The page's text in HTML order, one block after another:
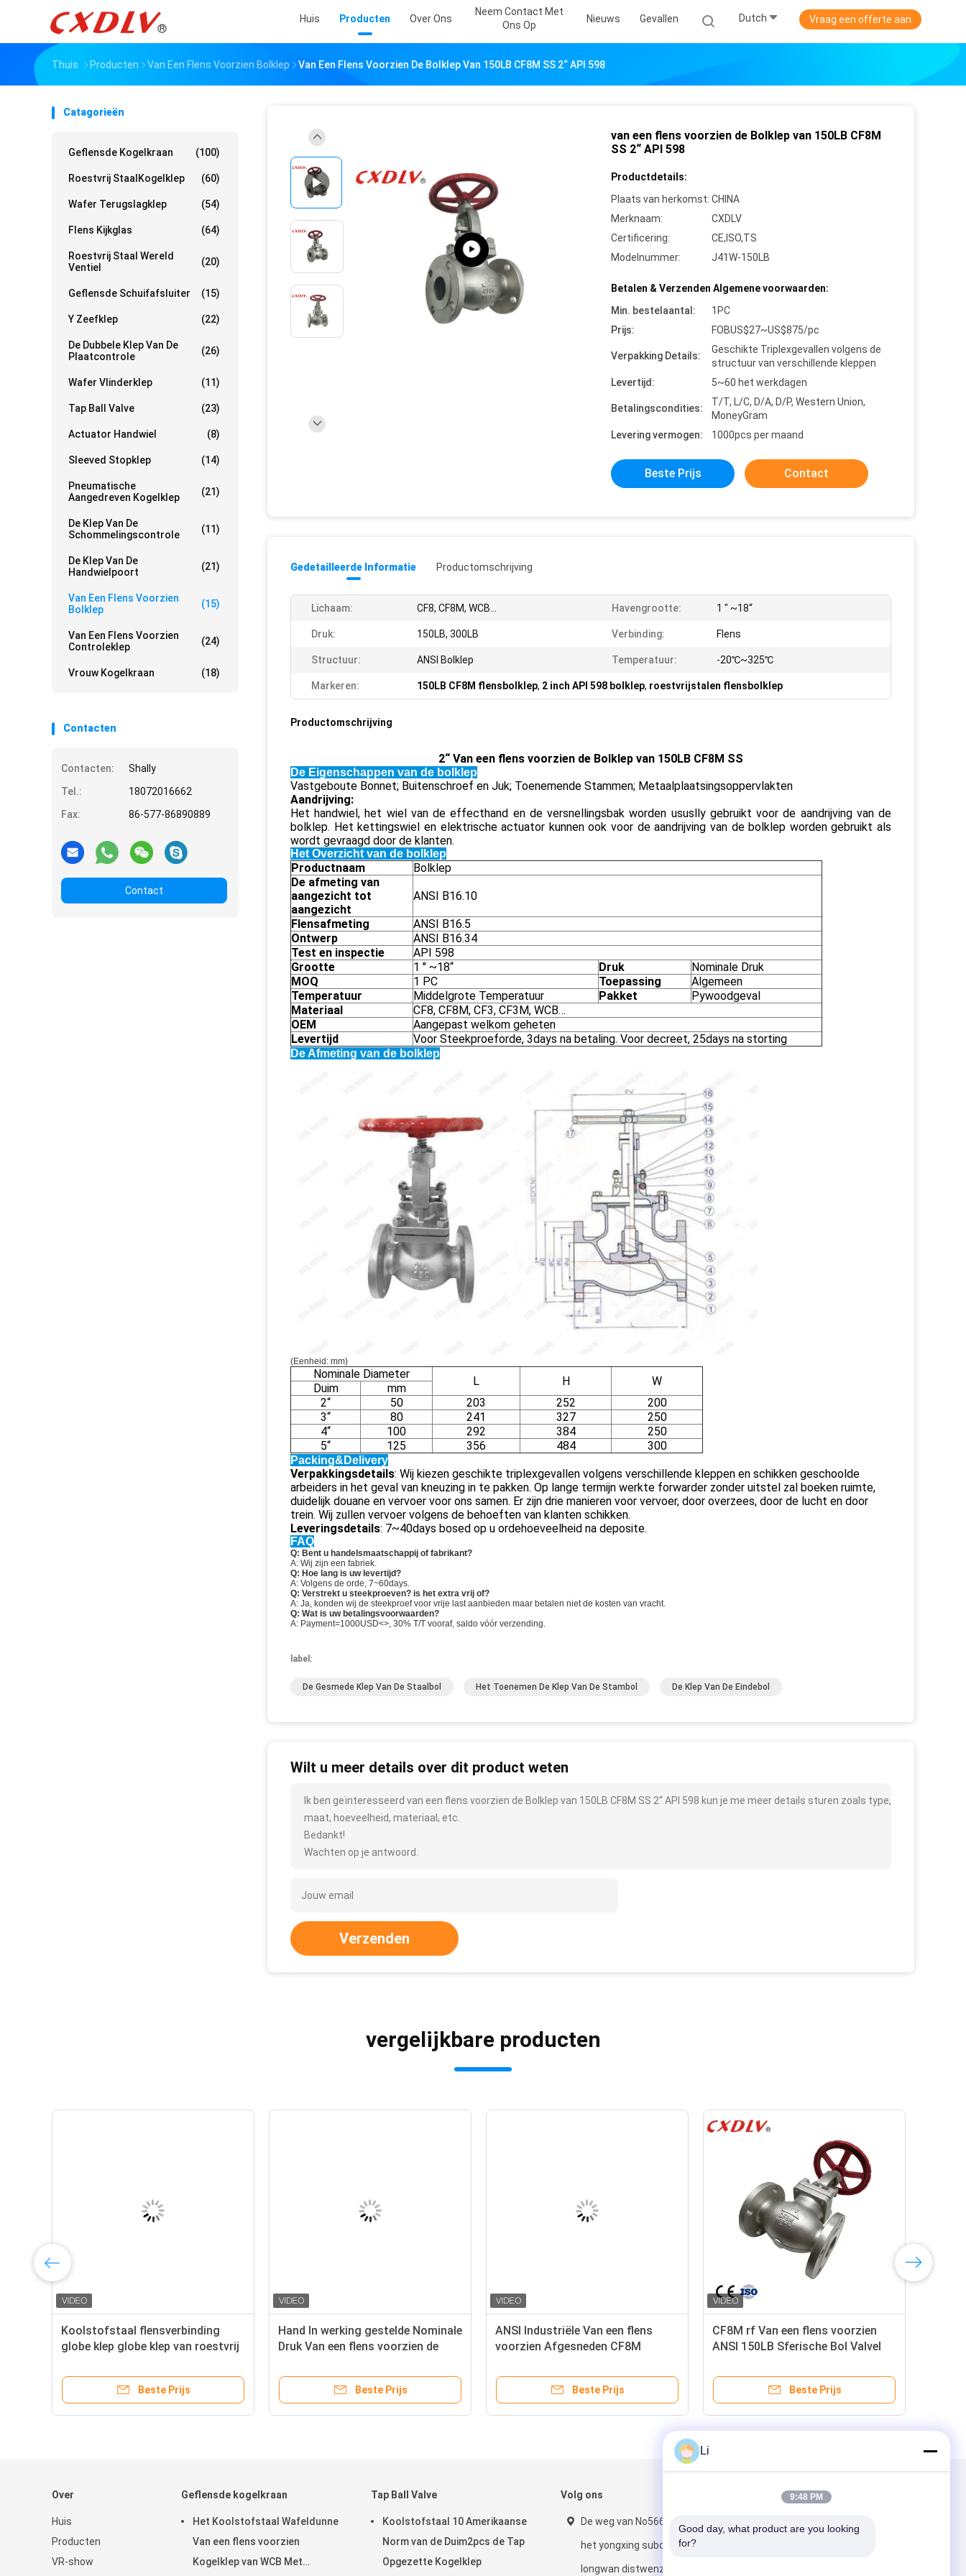
Huis Producten Over Ons
Neem Contact Met
Ons Op
Nieuws Gevallen Dutch Vraag een offerte aan
Thuis Producten Van Een Flens Voorzien Bolklep Van Een Flens Voorzien De Bolklep Van 150LB CF8M SS 2“ API 598
Catagorieën
Geflensde Kogelkraan (100)
Roestvrij StaalKogelklep (60)
Wafer Terugslagklep (54)
Flens Kijkglas (64)
Roestvrij Staal Wereld
Ventiel
(20)
Geflensde Schuifafsluiter (15)
Y Zeefklep (22)
De Dubbele Klep Van De
Plaatcontrole
(26)
Wafer Vlinderklep (11)
Tap Ball Valve (23)
Actuator Handwiel (8)
Sleeved Stopklep (14)
Pneumatische
Aangedreven Kogelklep
(21)
De Klep Van De
Schommelingscontrole
(11)
De Klep Van De
Handwielpoort
(21)
Van Een Flens Voorzien
Bolklep
(15)
Van Een Flens Voorzien
Controleklep
(24)
Vrouw Kogelkraan (18)
Contacten
Contacten:
Shally
Tel.:
18072016662
Fax:
86-577-86890889
Contact
van een flens voorzien de Bolklep van 150LB CF8M
SS 2“ API 598
Productdetails:
Plaats van herkomst: CHINA
Merknaam:
CXDLV
Certificering:
CE,ISO,TS
Modelnummer:
J41W-150LB
Betalen & Verzenden Algemene voorwaarden:
Min. bestelaantal:
1PC
Prijs:
FOBUS$27~US$875/pc
Verpakking Details:
Geschikte Triplexgevallen volgens de
structuur van verschillende kleppen
Levertijd:
5~60 het werkdagen
Betalingscondities:
T/T, L/C, D/A, D/P, Western Union,
MoneyGram
Levering vermogen:
1000pcs per maand
Beste Prijs Contact
Gedetailleerde Informatie Productomschrijving
Lichaam: CF8, CF8M, WCB… Havengrootte: 1 " ~18“
Druk: 150LB, 300LB Verbinding: Flens
Structuur: ANSI Bolklep Temperatuur: -20℃~325℃
Markeren: 150LB CF8M flensbolklep, 2 inch API 598 bolklep, roestvrijstalen flensbolklep
Productomschrijving
2“ Van een flens voorzien de Bolklep van 150LB CF8M SS
De Eigenschappen van de bolklep
Vastgeboute Bonnet; Buitenschroef en Juk; Toenemende Stammen; Metaalplaatsingsoppervlakten
Aandrijving:
Het handwiel, het wiel van de effecthand en de versnellingsbak worden ususlly gebruikt voor de aandrijving van de
bolklep. Het kettingswiel en elektrische actuator kunnen ook voor de aandrijving van de bolklep worden gebruikt als
wordt gevraagd door de klanten.
Het Overzicht van de bolklep
Productnaam
Bolklep
De afmeting van
aangezicht tot
aangezicht
ANSI B16.10
Flensafmeting
ANSI B16.5
Ontwerp
ANSI B16.34
Test en inspectie
API 598
Grootte
1 " ~18“ Druk
Nominale Druk
MOQ
1 PC Toepassing
Algemeen
Temperatuur
Middelgrote Temperatuur Pakket
Pywoodgeval
Materiaal
CF8, CF8M, CF3, CF3M, WCB…
OEM
Aangepast welkom geheten
Levertijd
Voor Steekproeforde, 3days na betaling. Voor decreet, 25days na storting
De Afmeting van de bolklep
(Eenheid: mm)
Nominale Diameter
L H W
Duim
mm
2“
50 203 252
200
3“
80 241 327
250
4“
100 292 384
250
5“
125 356 484 300
Packing&Delivery
Verpakkingsdetails: Wij kiezen geschikte triplexgevallen volgens verschillende kleppen en schikken geschoolde
arbeiders in het geval van kneuzing in te pakken. Op lange termijn werkte forwarder zonder uitstel zal boeken ruimte,
duidelijk douane en vervoer voor ons samen. Er zijn drie manieren voor vervoer, door overzees, door de lucht en door
trein. Wij zullen vervoer volgens de behoeften van klanten schikken.
Leveringsdetails: 7~40days bosed op u ordehoeveelheid na deposite.
FAQ
Q: Bent u handelsmaatschappij of fabrikant?
A: Wij zijn een fabriek.
Q: Hoe lang is uw levertijd?
A: Volgens de orde, 7~60days.
Q: Verstrekt u steekproeven? is het extra vrij of?
A: Ja, konden wij de steekproef voor vrije last aanbieden maar betalen niet de kosten van vracht.
Q: Wat is uw betalingsvoorwaarden?
A: Payment=1000USD<>, 30% T/T vooraf, saldo vóór verzending.
label:
De Gesmede Klep Van De Staalbol Het Toenemen De Klep Van De Stambol De Klep Van De Eindebol
Wilt u meer details over dit product weten
Ik ben geïnteresseerd van een flens voorzien de Bolklep van 150LB CF8M SS 2“ API 598 kun je me meer details sturen zoals type,
maat, hoeveelheid, materiaal, etc.
Bedankt!
Wachten op je antwoord.
Verzenden
vergelijkbare producten
roestvrij
Hand In werking gestelde Nominale
Druk Van een flens voorzien de
Beste Prijs
ANSI Industriële Van een flens
voorzien Afgesneden CF8M
Beste Prijs
CF8M rf Van een flens voorzien
ANSI 150LB Sferische Bol Valvel
Beste Prijs
Flanged globe valve roestvrij staal
gebold kap buiten schroef juk
Over
Huis
Producten
VR-show
Geflensde kogelkraan
Het Koolstofstaal Wafeldunne
Van een flens voorzien
Kogelklep van WCB Met
Tap Ball Valve
Koolstofstaal 10 Amerikaanse
Norm van de Duim2pcs de Tap
Opgezette Kogelklep
Volg ons
De weg van No566binhai 3de
het yongxing subdistrict
longwan distwenzhou
Mail ons
Li
9:48 PM
Good day, what product are you looking
for?